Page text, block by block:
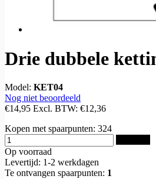
Drie dubbele
Model: KET04
Nog niet beoordeeld
€14,95 Excl. BTW: €12,36
Kopen met spaarpunten: 324
Op voorraad
Levertijd: 1-2 werkdagen
Te ontvangen spaarpunten: 1